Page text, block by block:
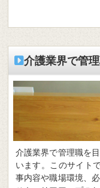
介護業界で管理
介護業界で管理職を
います。このサイト
事内容や職場環境、